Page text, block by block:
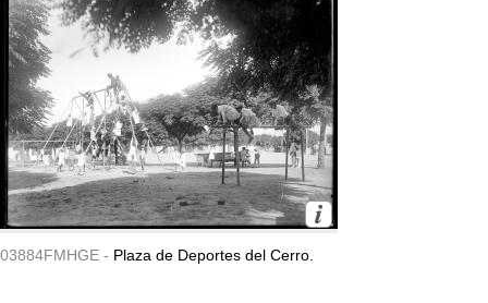
03884FMHGE - Plaza de Deportes del Cerro.